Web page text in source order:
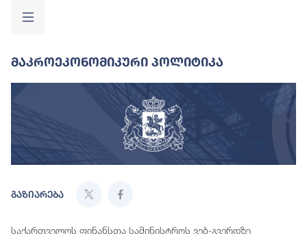
Მაკროეკონომიკური Პოლიტიკა
გაზიარება
საქართველოს ფინანსთა სამინისტროს ვებ-გვერდზე